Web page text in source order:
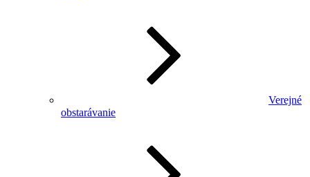
Verejné
obstarávanie